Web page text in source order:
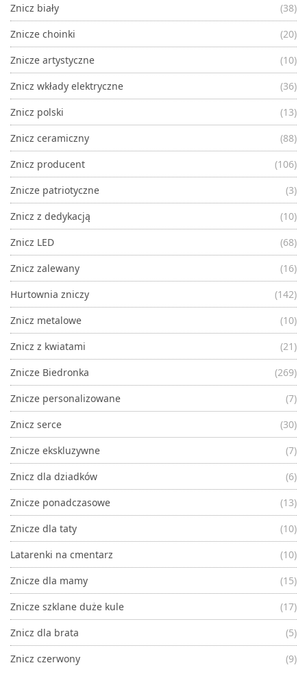
Znicz biały
(38)
Znicze choinki
(20)
Znicze artystyczne
(10)
Znicz wkłady elektryczne
(36)
Znicz polski
(13)
Znicz ceramiczny
(88)
Znicz producent
(106)
Znicze patriotyczne
(3)
Znicz z dedykacją
(10)
Znicz LED
(68)
Znicz zalewany
(16)
Hurtownia zniczy
(142)
Znicz metalowe
(10)
Znicz z kwiatami
(21)
Znicze Biedronka
(269)
Znicze personalizowane
(7)
Znicz serce
(30)
Znicze ekskluzywne
(7)
Znicz dla dziadków
(6)
Znicze ponadczasowe
(13)
Znicze dla taty
(10)
Latarenki na cmentarz
(10)
Znicze dla mamy
(15)
Znicze szklane duże kule
(17)
Znicz dla brata
(5)
Znicz czerwony
(9)